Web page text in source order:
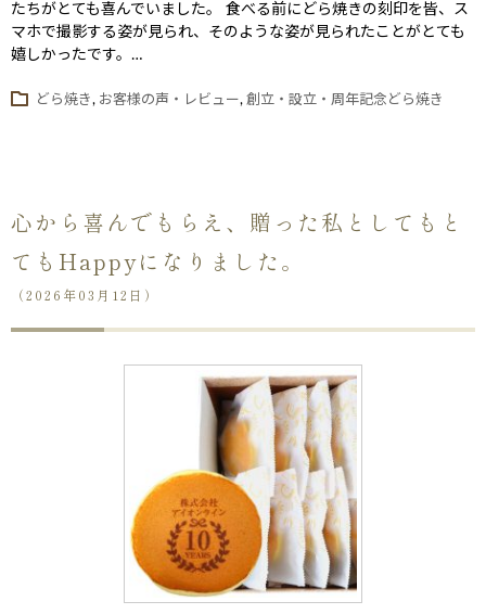
たちがとても喜んでいました。 食べる前にどら焼きの刻印を皆、ス
マホで撮影する姿が見られ、そのような姿が見られたことがとても
嬉しかったです。…
どら焼き, お客様の声・レビュー, 創立・設立・周年記念どら焼き
心から喜んでもらえ、贈った私としてもと
てもHappyになりました。
（2026年03月12日）